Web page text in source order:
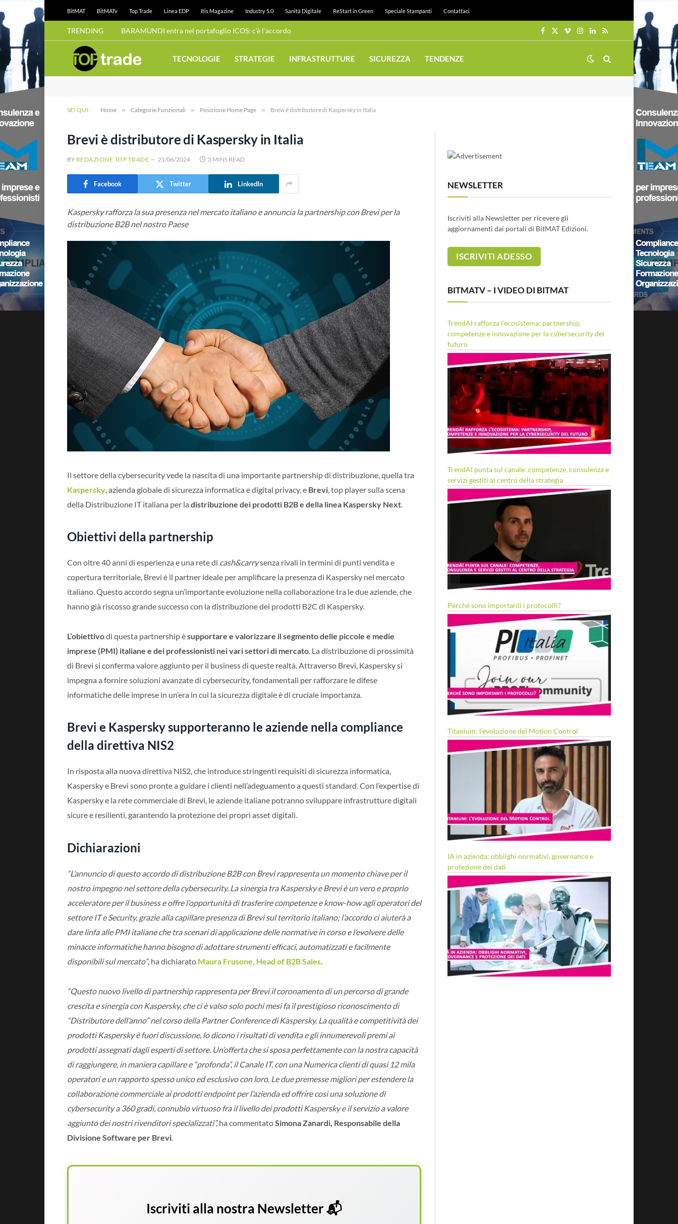
BitMAT BitMATv Top Trade Linea EDP Itis Magazine Industry 5.0 Sanità Digitale ReStart in Green Speciale Stampanti Contattaci
TRENDING BARAMUNDI entra nel portafoglio ICOS: c’è l’accordo
Facebook
X
VimeoInstagram
LinkedIn
RSS
TECNOLOGIE STRATEGIE INFRASTRUTTURE SICUREZZA TENDENZE
SEI QUI: Home » Categorie Funzionali » Posizione Home Page » Brevi è distributore di Kaspersky in Italia
Brevi è distributore di Kaspersky in Italia
BY REDAZIONE TOP TRADE 21/06/2024 3 MINS READ
Facebook Twitter LinkedIn
Kaspersky rafforza la sua presenza nel mercato italiano e annuncia la partnership con Brevi per la
distribuzione B2B nel nostro Paese
Il settore della cybersecurity vede la nascita di una importante partnership di distribuzione, quella tra
Kaspersky, azienda globale di sicurezza informatica e digital privacy, e Brevi, top player sulla scena
della Distribuzione IT italiana per la distribuzione dei prodotti B2B e della linea Kaspersky Next.
Obiettivi della partnership
Con oltre 40 anni di esperienza e una rete di cash&carrysenza rivali in termini di punti vendita e
copertura territoriale, Brevi è il partner ideale per amplificare la presenza di Kaspersky nel mercato
italiano. Questo accordo segna un’importante evoluzione nella collaborazione tra le due aziende, che
hanno già riscosso grande successo con la distribuzione dei prodotti B2C di Kaspersky.
L’obiettivodi questa partnership èsupportare e valorizzare il segmento delle piccole e medie
imprese (PMI) italiane e dei professionisti nei vari settori di mercato. La distribuzione di prossimità
di Brevi si conferma valore aggiunto per il business di queste realtà. Attraverso Brevi, Kaspersky si
impegna a fornire soluzioni avanzate di cybersecurity, fondamentali per rafforzare le difese
informatiche delle imprese in un’era in cui la sicurezza digitale è di cruciale importanza.
Brevi e Kaspersky supporteranno le aziende nella compliance
della direttiva NIS2
In risposta alla nuova direttiva NIS2, che introduce stringenti requisiti di sicurezza informatica,
Kaspersky e Brevi sono pronte a guidare i clienti nell’adeguamento a questi standard. Con l’expertise di
Kaspersky e la rete commerciale di Brevi, le aziende italiane potranno sviluppare infrastrutture digitali
sicure e resilienti, garantendo la protezione dei propri asset digitali.
Dichiarazioni
“L’annuncio di questo accordo di distribuzione B2B con Brevi rappresenta un momento chiave per il
nostro impegno nel settore della cybersecurity. La sinergia tra Kaspersky e Brevi è un vero e proprio
acceleratore per il business e offre l’opportunità di trasferire competenze e know-how agli operatori del
settore IT e Security, grazie alla capillare presenza di Brevi sul territorio italiano; l’accordo ci aiuterà a
dare linfa alle PMI italiane che tra scenari di applicazione delle normative in corso e l’evolvere delle
minacce informatiche hanno bisogno di adottare strumenti efficaci, automatizzati e facilmente
disponibili sul mercato”, ha dichiarato Maura Frusone, Head of B2B Sales.
“Questo nuovo livello di partnership rappresenta per Brevi il coronamento di un percorso di grande
crescita e sinergia con Kaspersky, che ci è valso solo pochi mesi fa il prestigioso riconoscimento di
“Distributore dell’anno” nel corso della Partner Conference di Kaspersky. La qualità e competitività dei
prodotti Kaspersky è fuori discussione, lo dicono i risultati di vendita e gli innumerevoli premi ai
prodotti assegnati dagli esperti di settore. Un’offerta che si sposa perfettamente con la nostra capacità
di raggiungere, in maniera capillare e “profonda”, il Canale IT, con una Numerica clienti di quasi 12 mila
operatori e un rapporto spesso unico ed esclusivo con loro. Le due premesse migliori per estendere la
collaborazione commerciale ai prodotti endpoint per l’azienda ed offrire così una soluzione di
cybersecurity a 360 gradi, connubio virtuoso fra il livello dei prodotti Kaspersky e il servizio a valore
aggiunto dei nostri rivenditori specializzati”,ha commentatoSimona Zanardi, Responsabile della
Divisione Software per Brevi
Iscriviti alla nostra Newsletter 📬
NEWSLETTER
Iscriviti alla Newsletter per ricevere gli
aggiornamenti dai portali di BitMAT Edizioni.
BITMATV – I VIDEO DI BITMAT
TrendAI rafforza l’ecosistema: partnership,
competenze e innovazione per la cybersecurity del
futuro
TrendAI punta sul canale: competenze, consulenza e
servizi gestiti al centro della strategia
Perché sono importanti i protocolli?
Titanium: l’evoluzione del Motion Control
IA in azienda: obblighi normativi, governance e
protezione dei dati